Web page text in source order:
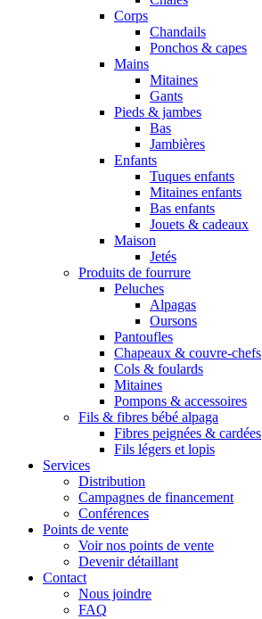
Corps
Chandails
Ponchos & capes
Mains
Mitaines
Gants
Pieds & jambes
Bas
Jambières
Enfants
Tuques enfants
Mitaines enfants
Bas enfants
Jouets & cadeaux
Maison
Jetés
Produits de fourrure
Peluches
Alpagas
Oursons
Pantoufles
Chapeaux & couvre-chefs
Cols & foulards
Mitaines
Pompons & accessoires
Fils & fibres bébé alpaga
Fibres peignées & cardées
Fils légers et lopis
Services
Distribution
Campagnes de financement
Conférences
Points de vente
Voir nos points de vente
Devenir détaillant
Contact
Nous joindre
FAQ